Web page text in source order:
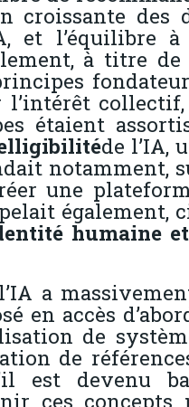
des
et l’équilibre
à titre de
étaient
de l’IA,
notamment,
une
également,
humaine
a
en accès
de
de
est devenu
ces concepts